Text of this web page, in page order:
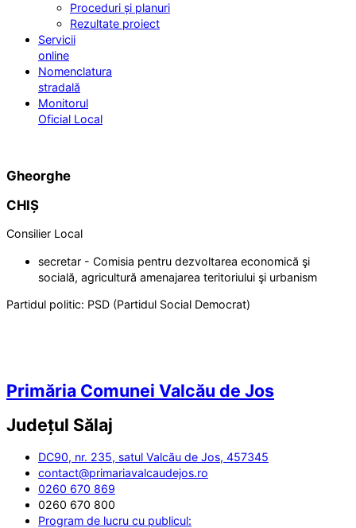
Proceduri și planuri
Rezultate proiect
Servicii
online
Nomenclatura
stradală
Monitorul
Oficial Local
Gheorghe
CHIȘ
Consilier Local
secretar - Comisia pentru dezvoltarea economică şi
socială, agricultură amenajarea teritoriului şi urbanism
Partidul politic: PSD (Partidul Social Democrat)
Primăria Comunei Valcău de Jos
Județul Sălaj
DC90, nr. 235, satul Valcău de Jos, 457345
contact@primariavalcaudejos.ro
0260 670 869
0260 670 800
Program de lucru cu publicul: